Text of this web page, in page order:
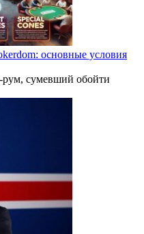
основные условия
сумевший обойти